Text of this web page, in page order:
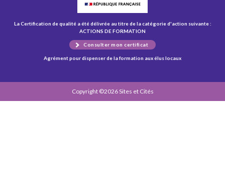
La Certification de qualité a été délivrée au titre de la catégorie d'action suivante :
ACTIONS DE FORMATION
Consulter mon certificat
Agrément pour dispenser de la formation aux élus locaux
Copyright ©2026 Sites et Cités